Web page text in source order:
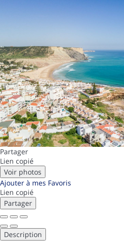
Partager
Lien copié
Voir photos
Ajouter à mes Favoris
Lien copié
Partager
Description